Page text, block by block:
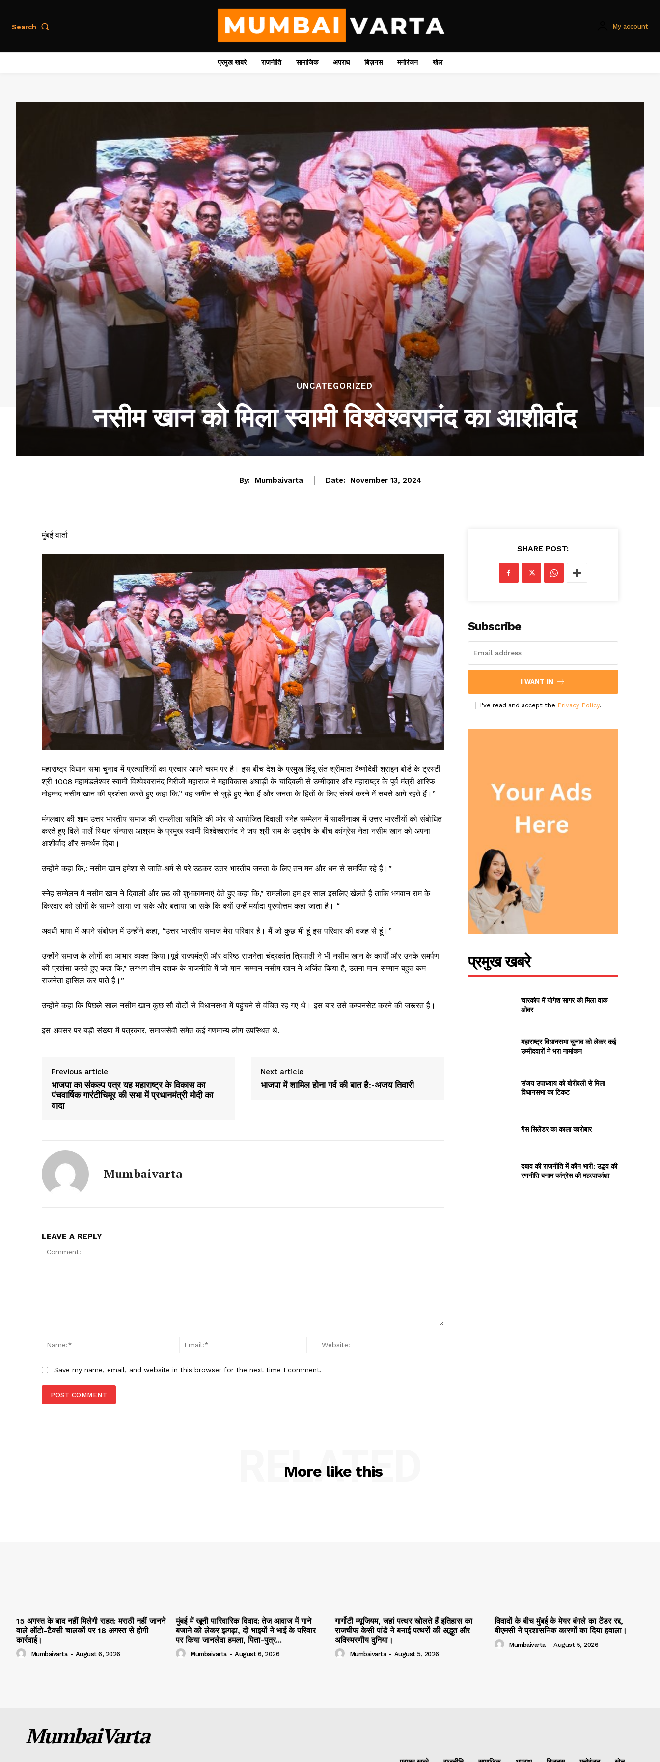
Search My account
प्रमुख खबरे राजनीति सामाजिक अपराध बिज़नस मनोरंजन खेल
UNCATEGORIZED
नसीम खान को मिला स्वामी विश्वेश्वरानंद का आशीर्वाद
By: Mumbaivarta Date: November 13, 2024
मुंबई वार्ता
महाराष्ट्र विधान सभा चुनाव में प्रत्याशियों का प्रचार अपने चरम पर है। इस बीच देश के प्रमुख हिंदू संत श्रीमाता वैष्णोदेवी श्राइन बोर्ड के ट्रस्टी
श्री 1008 महामंडलेश्वर स्वामी विश्वेश्वरानंद गिरीजी महाराज ने महाविकास अघाड़ी के चांदिवली से उम्मीदवार और महाराष्ट्र के पूर्व मंत्री आरिफ
मोहम्मद नसीम खान की प्रशंसा करते हुए कहा कि,” वह जमीन से जुड़े हुए नेता हैं और जनता के हितों के लिए संघर्ष करने में सबसे आगे रहते हैं।”
मंगलवार की शाम उत्तर भारतीय समाज की रामलीला समिति की ओर से आयोजित दिवाली स्नेह सम्मेलन में साकीनाका में उत्तर भारतीयों को संबोधित
करते हुए विले पार्ले स्थित संन्यास आश्रम के प्रमुख स्वामी विश्वेश्वरानंद ने जय श्री राम के उद्घोष के बीच कांग्रेस नेता नसीम खान को अपना
आशीर्वाद और समर्थन दिया।
उन्होंने कहा कि,: नसीम खान हमेशा से जाति-धर्म से परे उठकर उत्तर भारतीय जनता के लिए तन मन और धन से समर्पित रहे हैं।”
स्नेह सम्मेलन में नसीम खान ने दिवाली और छठ की शुभकामनाएं देते हुए कहा कि,” रामलीला हम हर साल इसलिए खेलते हैं ताकि भगवान राम के
किरदार को लोगों के सामने लाया जा सके और बताया जा सके कि क्यों उन्हें मर्यादा पुरुषोत्तम कहा जाता है। “
अवधी भाषा में अपने संबोधन में उन्होंने कहा, “उत्तर भारतीय समाज मेरा परिवार है। मैं जो कुछ भी हूं इस परिवार की वजह से हूं।”
उन्होंने समाज के लोगों का आभार व्यक्त किया।पूर्व राज्यमंत्री और वरिष्ठ राजनेता चंद्रकांत त्रिपाठी ने भी नसीम खान के कार्यों और उनके समर्पण
की प्रशंसा करते हुए कहा कि,” लगभग तीन दशक के राजनीति में जो मान-सम्मान नसीम खान ने अर्जित किया है, उतना मान-सम्मान बहुत कम
राजनेता हासिल कर पाते हैं।”
उन्होंने कहा कि पिछले साल नसीम खान कुछ सौ वोटों से विधानसभा में पहुंचने से वंचित रह गए थे। इस बार उसे कम्पनसेट करने की जरूरत है।
इस अवसर पर बड़ी संख्या में पत्रकार, समाजसेवी समेत कई गणमान्य लोग उपस्थित थे.
Previous article
भाजपा का संकल्प पत्र यह महाराष्ट्र के विकास का
पंचवार्षिक गारंटीचिमूर की सभा में प्रधानमंत्री मोदी का
वादा
Next article
भाजपा में शामिल होना गर्व की बात है:-अजय तिवारी
Mumbaivarta
LEAVE A REPLY
Name:*
Email:*
Save my name, email, and website in this browser for the next time I comment.
SHARE POST:
Subscribe
I WANT IN
I've read and accept the Privacy Policy.
प्रमुख खबरे
चारकोप में योगेश सागर को मिला वाक
ओवर
महाराष्ट्र विधानसभा चुनाव को लेकर कई
उम्मीदवारों ने भरा नामांकन
संजय उपाध्याय को बोरीवली से मिला
विधानसभा का टिकट
गैस सिलेंडर का काला कारोबार
दबाव की राजनीति में कौन भारी: उद्धव की
रणनीति बनाम कांग्रेस की महत्वाकांक्षा
More like this
RELATED
15 अगस्त के बाद नहीं मिलेगी राहत: मराठी नहीं जानने
वाले ऑटो-टैक्सी चालकों पर 18 अगस्त से होगी
कार्रवाई।
Mumbaivarta - August 6, 2026
मुंबई में खूनी पारिवारिक विवाद: तेज आवाज में गाने
बजाने को लेकर झगड़ा, दो भाइयों ने भाई के परिवार
पर किया जानलेवा हमला, पिता-पुत्र...
Mumbaivarta - August 6, 2026
गार्गोटी म्यूजियम, जहां पत्थर खोलते हैं इतिहास का
राजचीफ केसी पांडे ने बनाई पत्थरों की अद्भुत और
अविस्मरणीय दुनिया।
Mumbaivarta - August 5, 2026
विवादों के बीच मुंबई के मेयर बंगले का टेंडर रद्द,
बीएमसी ने प्रशासनिक कारणों का दिया हवाला।
Mumbaivarta - August 5, 2026
MumbaiVarta